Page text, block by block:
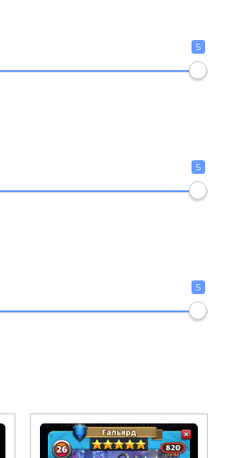
5
5
5